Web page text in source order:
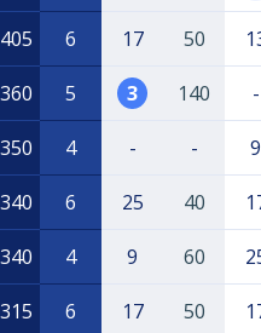
405 6 17 50
360 5 3 140 -
350 4 - - 9
340 6 25 40
340 4 9 60
315 6 17 50